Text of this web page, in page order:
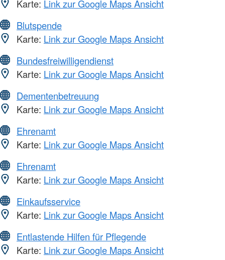
Karte: Link zur Google Maps Ansicht
Blutspende
Karte: Link zur Google Maps Ansicht
Bundesfreiwilligendienst
Karte: Link zur Google Maps Ansicht
Dementenbetreuung
Karte: Link zur Google Maps Ansicht
Ehrenamt
Karte: Link zur Google Maps Ansicht
Ehrenamt
Karte: Link zur Google Maps Ansicht
Einkaufsservice
Karte: Link zur Google Maps Ansicht
Entlastende Hilfen für Pflegende
Karte: Link zur Google Maps Ansicht